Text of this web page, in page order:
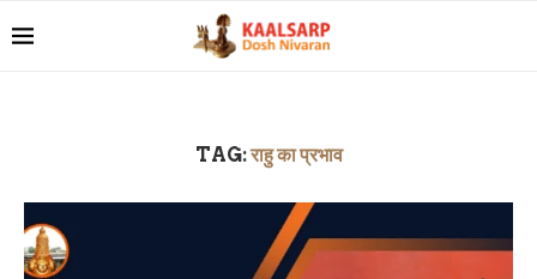
TAG:राहु का प्रभाव